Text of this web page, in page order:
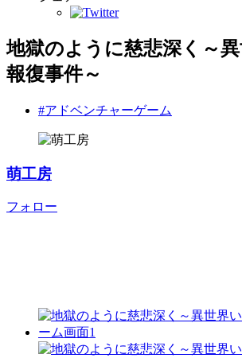
地獄のように慈悲深く～
報復事件～
#アドベンチャーゲーム
萌工房
フォロー